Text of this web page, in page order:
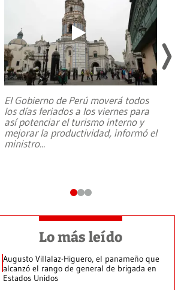
El Gobierno de Perú moverá todos
los días feriados a los viernes para
así potenciar el turismo interno y
mejorar la productividad, informó el
ministro...
Lo más leído
Augusto Villalaz-Higuero, el panameño que
alcanzó el rango de general de brigada en
Estados Unidos